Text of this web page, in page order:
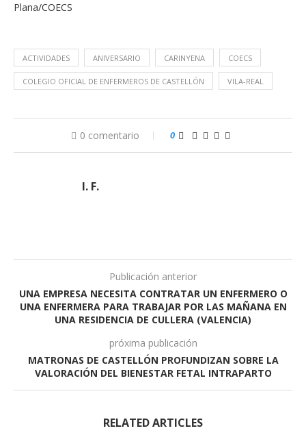
Plana/COECS
ACTIVIDADES ANIVERSARIO CARINYENA COECS
COLEGIO OFICIAL DE ENFERMEROS DE CASTELLÓN VILA-REAL
0 comentario 0
I. F.
Publicación anterior
UNA EMPRESA NECESITA CONTRATAR UN ENFERMERO O
UNA ENFERMERA PARA TRABAJAR POR LAS MAÑANA EN
UNA RESIDENCIA DE CULLERA (VALENCIA)
próxima publicación
MATRONAS DE CASTELLÓN PROFUNDIZAN SOBRE LA
VALORACIÓN DEL BIENESTAR FETAL INTRAPARTO
RELATED ARTICLES